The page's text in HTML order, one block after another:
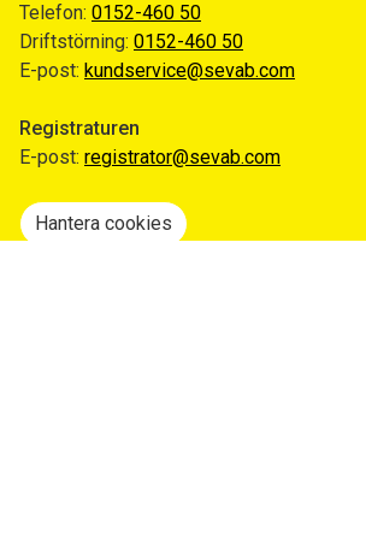
Telefon: 0152-460 50
Driftstörning: 0152-460 50
E-post: kundservice@sevab.com
Registraturen
E-post: registrator@sevab.com
Hantera cookies